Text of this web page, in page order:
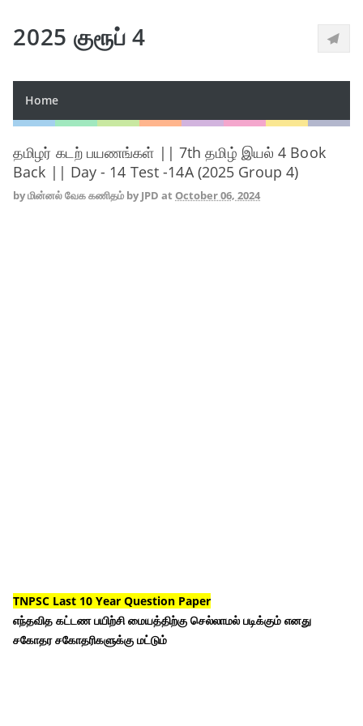
2025 குரூப் 4
Home
தமிழர் கடற் பயணங்கள் || 7th தமிழ் இயல் 4 Book
Back || Day - 14 Test -14A (2025 Group 4)
byமின்னல் வேக கணிதம் by JPD at October 06, 2024
TNPSC Last 10 Year Question Paper
எந்தவித கட்டண பயிற்சி மையத்திற்கு செல்லாமல் படிக்கும் எனது
சகோதர சகோதரிகளுக்கு மட்டும்